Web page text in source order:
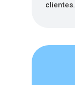
clientes.